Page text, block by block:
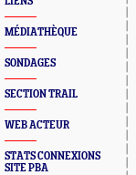
MÉDIATHÈQUE
SONDAGES
SECTION TRAIL
WEB ACTEUR
STATS CONNEXIONS
SITE PBA